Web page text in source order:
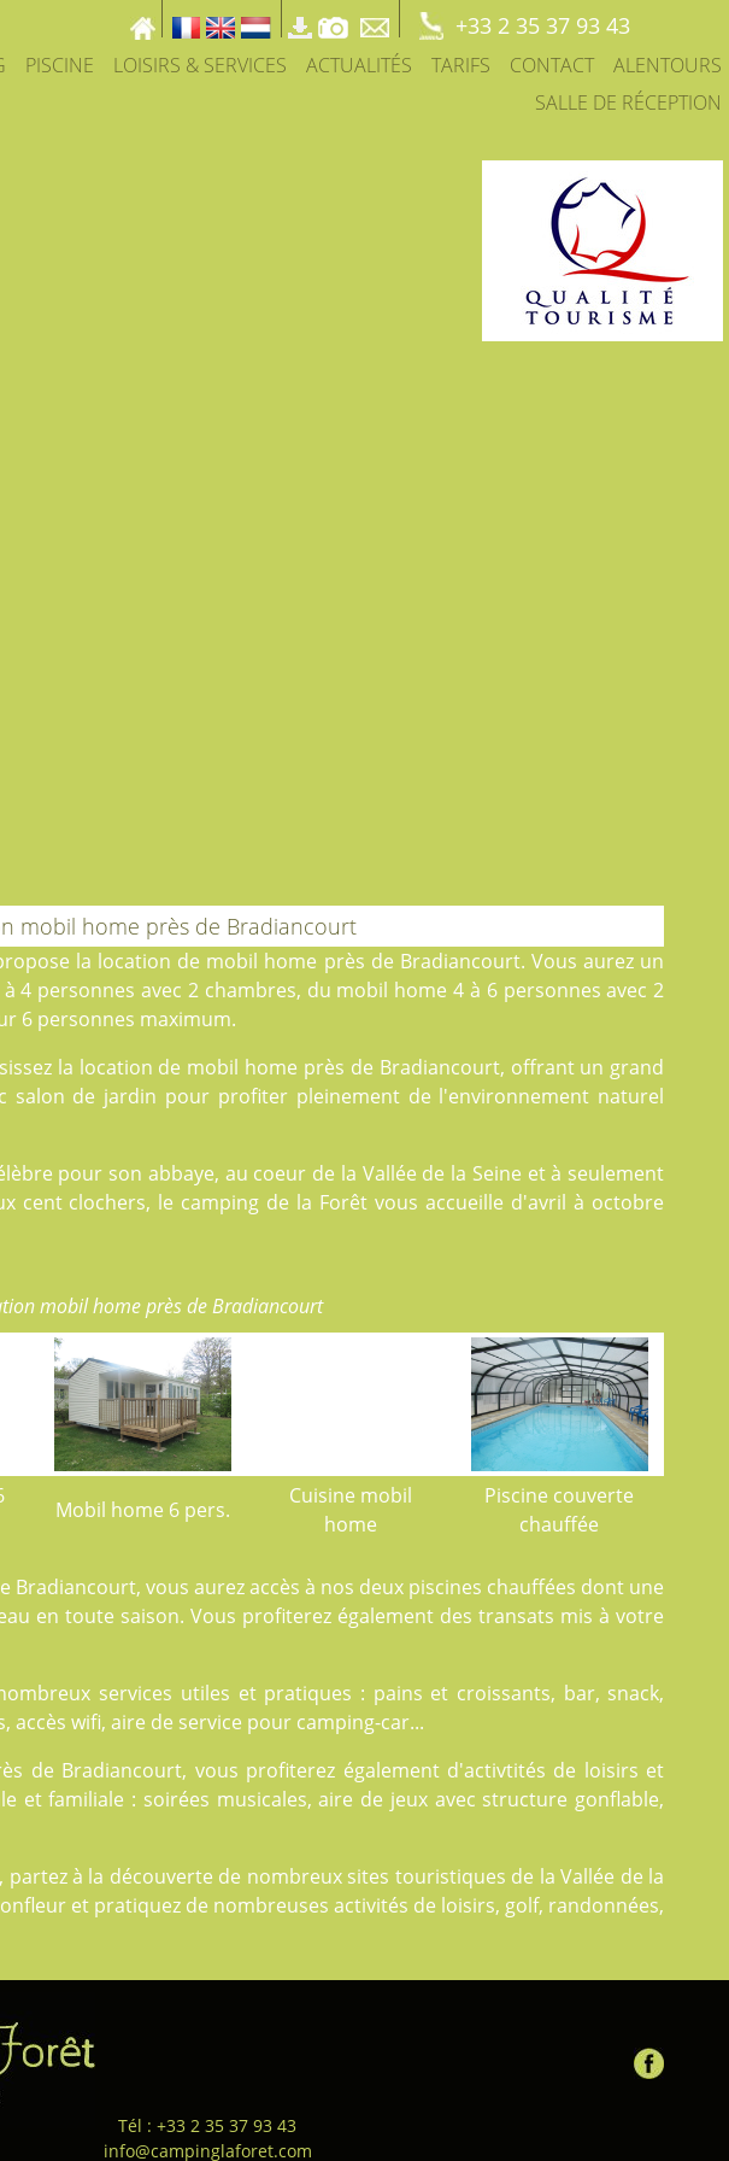
+33 2 35 37 93 43
PISCINE LOISIRS & SERVICES ACTUALITÉS TARIFS CONTACT
ALENTOURS
SALLE DE RÉCEPTION
mobil home près de Bradiancourt
la location de mobil home près de Bradiancourt. Vous aurez un
à 4 personnes avec 2 chambres, du mobil home 4 à 6 personnes avec 2
6 personnes maximum.
la location de mobil home près de Bradiancourt, offrant un grand
salon de jardin pour profiter pleinement de l'environnement naturel
pour son abbaye, au coeur de la Vallée de la Seine et à seulement
cent clochers, le camping de la Forêt vous accueille d'avril à octobre
mobil home près de Bradiancourt
Mobil home 6 pers.
Cuisine mobil
home
Piscine couverte
chauffée
vous aurez accès à nos deux piscines chauffées dont une
en toute saison. Vous profiterez également des transats mis à votre
services utiles et pratiques : pains et croissants, bar, snack,
wifi, aire de service pour camping-car...
de Bradiancourt, vous profiterez également d'activtités de loisirs et
et familiale : soirées musicales, aire de jeux avec structure gonflable,
à la découverte de nombreux sites touristiques de la Vallée de la
et pratiquez de nombreuses activités de loisirs, golf, randonnées,
Tél : +33 2 35 37 93 43
info@campinglaforet.com